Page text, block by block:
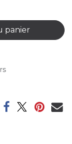
panier